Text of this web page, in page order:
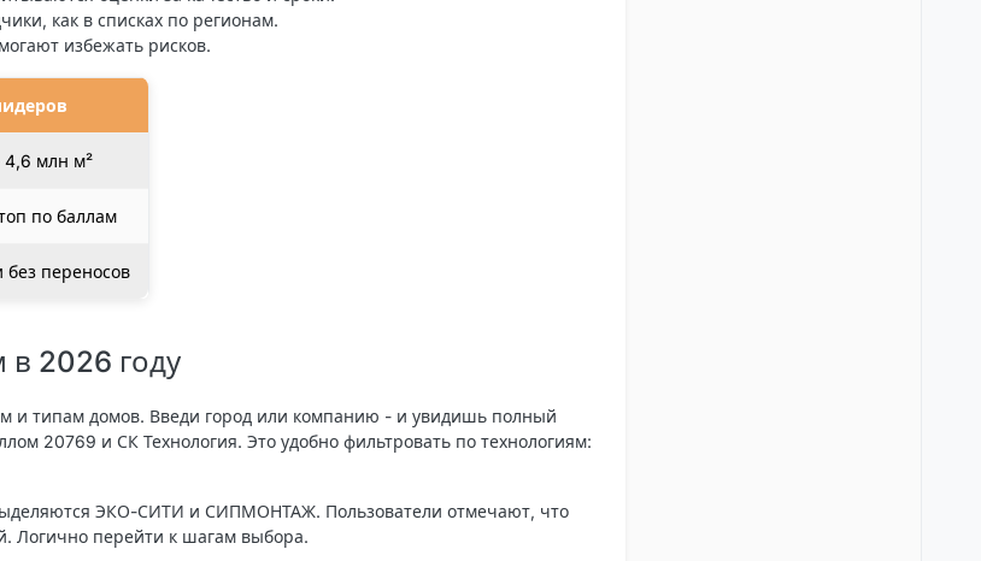
как в списках по регионам.
избежать рисков.
4,6 млн м²
по баллам
переносов
в 2026 году
и типам домов. Введи город или компанию - и увидишь полный
20769 и СК Технология. Это удобно фильтровать по технологиям:
ЭКО-СИТИ и СИПМОНТАЖ. Пользователи отмечают, что
Логично перейти к шагам выбора.